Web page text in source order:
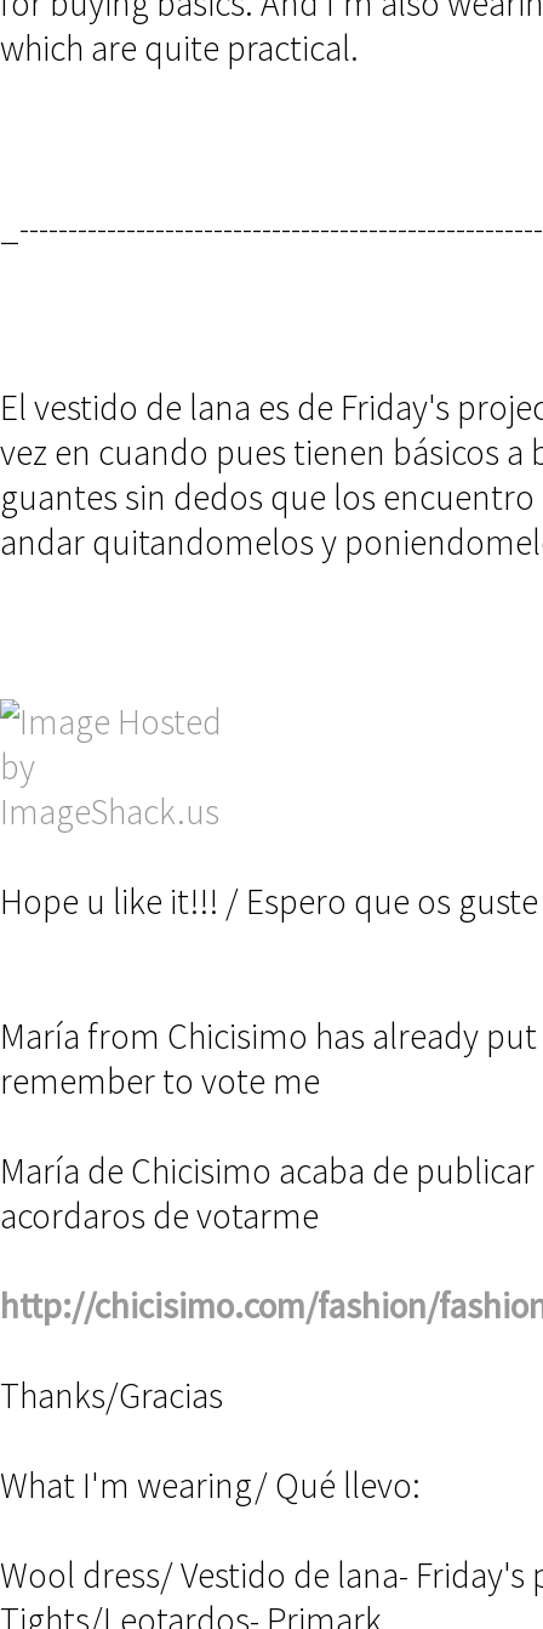
which are quite practical.
El vestido de lana es de Friday's
vez en cuando pues tienen básicos
guantes sin dedos que los
andar quitandomelos y
Hope u like it!!! / Espero que os guste
María from Chicisimo has already
remember to vote me
María de Chicisimo acaba de
acordaros de votarme
http://chicisimo.com/fashion/
Thanks/Gracias
What I'm wearing/ Qué llevo:
Wool dress/ Vestido de lana-
Tights/Leotardos- Primark